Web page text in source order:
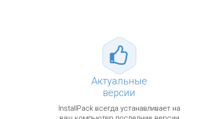
Актуальные
версии
InstallPack всегда устанавливает на